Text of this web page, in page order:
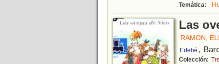
Temática:
Las
RAMON,
Edebé ,
Colección: